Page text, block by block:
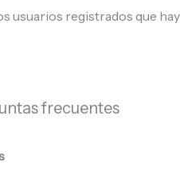
usuarios registrados que
frecuentes